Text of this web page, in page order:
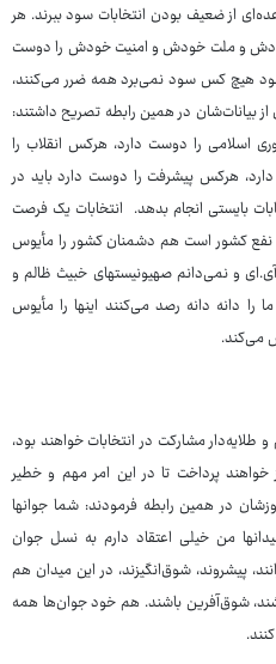
از ضعیف بودن انتخابات سود ببرند. هر
و ملت خودش و امنیت خودش را دوست
بشود هیچ کس سود نمی‌برد همه ضرر می‌کنند،
بیانات‌شان در همین رابطه تصریح داشتند:
اسلامی را دوست دارد، هرکس انقلاب را
هرکس پیشرفت را دوست دارد باید در
بایستی انجام بدهد. انتخابات یک فرصت
نفع کشور است هم دشمنان کشور را مأیوس
و نمی‌دانم صهیونیستهای خبیث ظالم و
دانه دانه رصد می‌کنند اینها را مأیوس
می‌کند.
طلایه‌دار مشارکت در انتخابات خواهند بود،
پرداخت تا در این امر مهم و خطیر
در همین رابطه فرمودند: شما جوانها
من خیلی اعتقاد دارم به نسل جوان
پیشروند، شوق‌انگیزند، در این میدان هم
شوق‌آفرین باشند. هم خود جوان‌ها همه